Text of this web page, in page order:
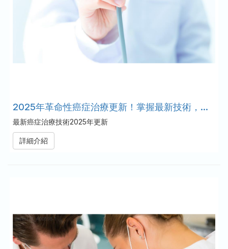
2025年革命性癌症治療更新！掌握最新技術，走在康復前沿
最新癌症治療技術2025年更新
詳細介紹